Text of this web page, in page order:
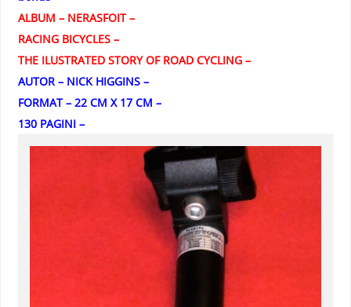
ALBUM – NERASFOIT –
RACING BICYCLES –
THE ILUSTRATED STORY OF ROAD CYCLING –
AUTOR – NICK HIGGINS –
FORMAT – 22 CM X 17 CM –
130 PAGINI –